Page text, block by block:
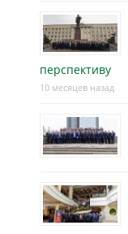
перспективу
10 месяцев назад